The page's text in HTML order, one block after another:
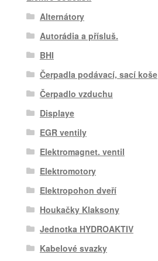
Alternátory
Autorádia a přísluš.
BHI
Čerpadla podávací, sací koše
Čerpadlo vzduchu
Displaye
EGR ventily
Elektromagnet. ventil
Elektromotory
Elektropohon dveří
Houkačky Klaksony
Jednotka HYDROAKTIV
Kabelové svazky